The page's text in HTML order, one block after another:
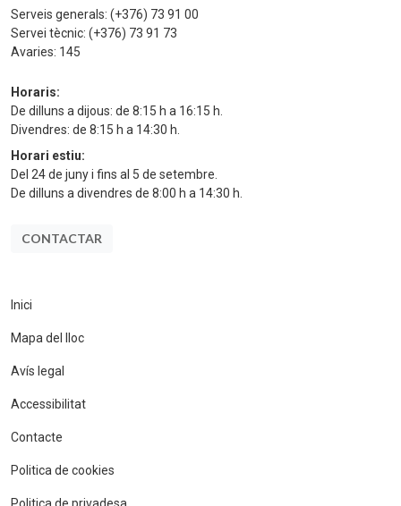
Serveis generals: (+376) 73 91 00
Servei tècnic: (+376) 73 91 73
Avaries: 145
Horaris:
De dilluns a dijous: de 8:15 h a 16:15 h.
Divendres: de 8:15 h a 14:30 h.
Horari estiu:
Del 24 de juny i fins al 5 de setembre.
De dilluns a divendres de 8:00 h a 14:30 h.
CONTACTAR
Inici
Mapa del lloc
Avís legal
Accessibilitat
Contacte
Politica de cookies